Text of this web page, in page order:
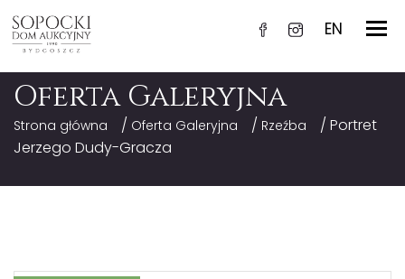
EN
Oferta Galeryjna
Strona główna / Oferta Galeryjna / Rzeźba
/ Portret
Jerzego Dudy-Gracza